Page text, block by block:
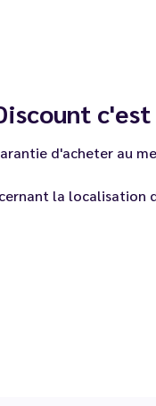
c'est
d'acheter au
la localisation